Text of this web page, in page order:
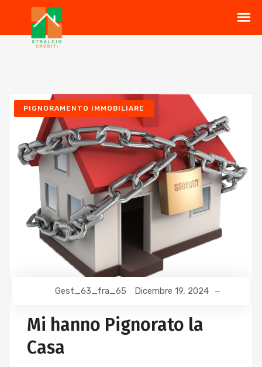
PIGNORAMENTO IMMOBILIARE
Gest_63_fra_65 Dicembre 19, 2024
Mi hanno Pignorato la
Casa